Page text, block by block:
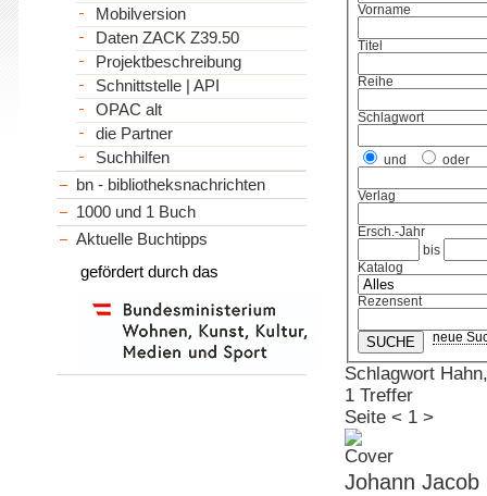
Vorname
Titel
Reihe
Schlagwort
und oder
Verlag
Ersch.-Jahr
bis
Katalog
Rezensent
neue
Schlagwort
1 Treffer
Seite < 1 >
Johann Jacob
Mobilversion
Daten ZACK Z39.50
Projektbeschreibung
Schnittstelle | API
OPAC alt
die Partner
Suchhilfen
bn - bibliotheksnachrichten
1000 und 1 Buch
Aktuelle Buchtipps
gefördert durch das